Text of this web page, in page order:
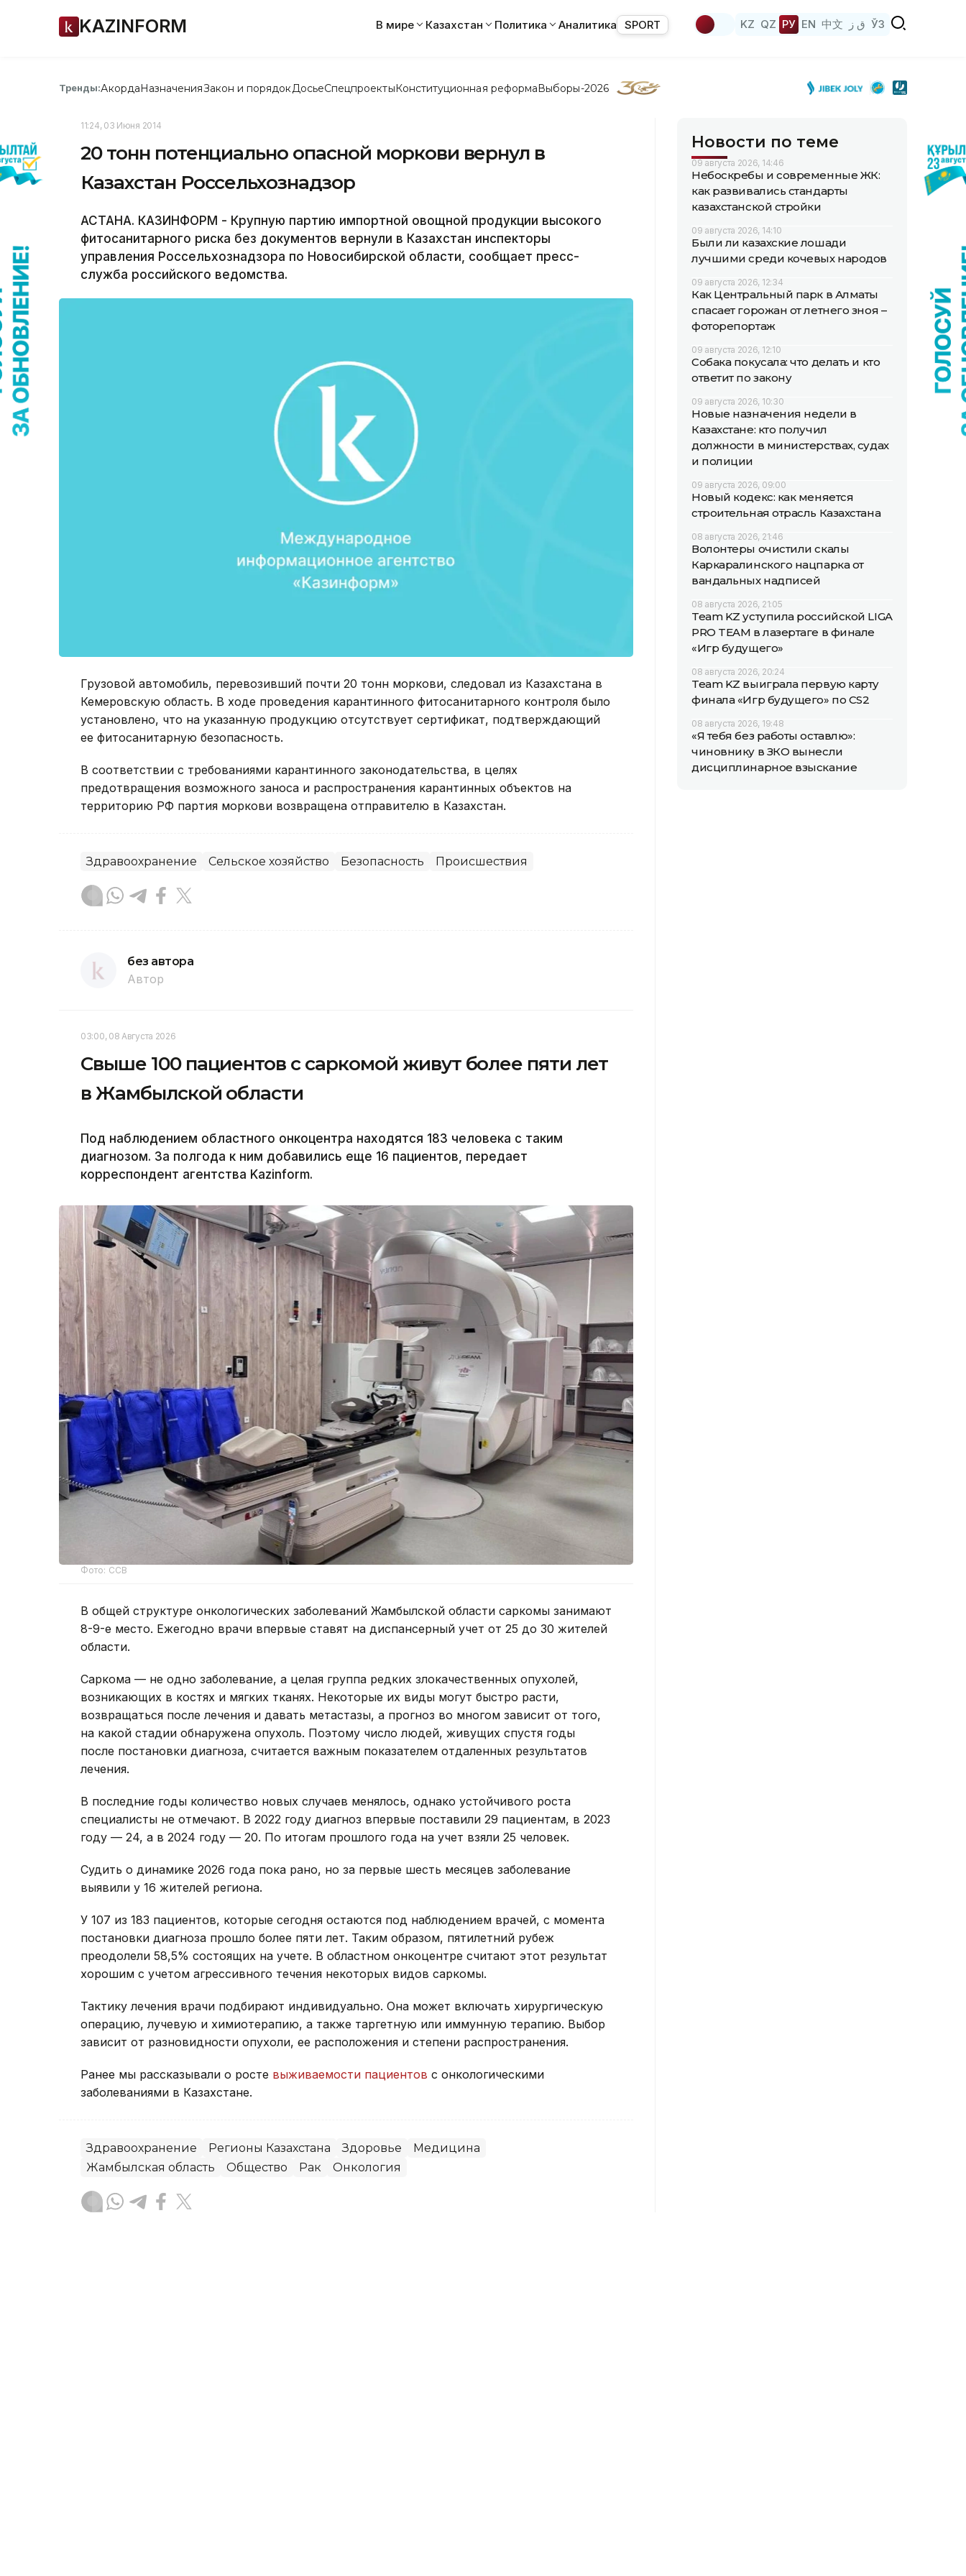
KAZINFORM В мире Казахстан Политика Аналитика SPORT KZ QZ РУ EN 中文 ق ز ЎЗ
Тренды:АкордаНазначенияЗакон и порядок ДосьеСпецпроектыКонституционная реформаВыборы-2026
11:24, 03 Июня 2014
20 тонн потенциально опасной моркови вернул в
Казахстан Россельхознадзор
АСТАНА. КАЗИНФОРМ - Крупную партию импортной овощной продукции высокого
фитосанитарного риска без документов вернули в Казахстан инспекторы
управления Россельхознадзора по Новосибирской области, сообщает пресс-
служба российского ведомства.
Грузовой автомобиль, перевозивший почти 20 тонн моркови, следовал из Казахстана в
Кемеровскую область. В ходе проведения карантинного фитосанитарного контроля было
установлено, что на указанную продукцию отсутствует сертификат, подтверждающий
ее фитосанитарную безопасность.
В соответствии с требованиями карантинного законодательства, в целях
предотвращения возможного заноса и распространения карантинных объектов на
территорию РФ партия моркови возвращена отправителю в Казахстан.
Здравоохранение Сельское хозяйство Безопасность Происшествия
без автора
Автор
03:00, 08 Августа 2026
Свыше 100 пациентов с саркомой живут более пяти лет
в Жамбылской области
Под наблюдением областного онкоцентра находятся 183 человека с таким
диагнозом. За полгода к ним добавились еще 16 пациентов, передает
корреспондент агентства Kazinform.
Фото: ССВ
В общей структуре онкологических заболеваний Жамбылской области саркомы занимают
8-9-е место. Ежегодно врачи впервые ставят на диспансерный учет от 25 до 30 жителей
области.
Саркома — не одно заболевание, а целая группа редких злокачественных опухолей,
возникающих в костях и мягких тканях. Некоторые их виды могут быстро расти,
возвращаться после лечения и давать метастазы, а прогноз во многом зависит от того,
на какой стадии обнаружена опухоль. Поэтому число людей, живущих спустя годы
после постановки диагноза, считается важным показателем отдаленных результатов
лечения.
В последние годы количество новых случаев менялось, однако устойчивого роста
специалисты не отмечают. В 2022 году диагноз впервые поставили 29 пациентам, в 2023
году — 24, а в 2024 году — 20. По итогам прошлого года на учет взяли 25 человек.
Судить о динамике 2026 года пока рано, но за первые шесть месяцев заболевание
выявили у 16 жителей региона.
У 107 из 183 пациентов, которые сегодня остаются под наблюдением врачей, с момента
постановки диагноза прошло более пяти лет. Таким образом, пятилетний рубеж
преодолели 58,5% состоящих на учете. В областном онкоцентре считают этот результат
хорошим с учетом агрессивного течения некоторых видов саркомы.
Тактику лечения врачи подбирают индивидуально. Она может включать хирургическую
операцию, лучевую и химиотерапию, а также таргетную или иммунную терапию. Выбор
зависит от разновидности опухоли, ее расположения и степени распространения.
Ранее мы рассказывали о росте выживаемости пациентов с онкологическими
заболеваниями в Казахстане.
Здравоохранение Регионы Казахстана Здоровье
Медицина
Жамбылская область
Общество Рак Онкология
Новости по теме
09 августа 2026, 14:46
Небоскребы и современные ЖК:
как развивались стандарты
казахстанской стройки
09 августа 2026, 14:10
Были ли казахские лошади
лучшими среди кочевых народов
09 августа 2026, 12:34
Как Центральный парк в Алматы
спасает горожан от летнего зноя –
фоторепортаж
09 августа 2026, 12:10
Собака покусала: что делать и кто
ответит по закону
09 августа 2026, 10:30
Новые назначения недели в
Казахстане: кто получил
должности в министерствах, судах
и полиции
09 августа 2026, 09:00
Новый кодекс: как меняется
строительная отрасль Казахстана
08 августа 2026, 21:46
Волонтеры очистили скалы
Каркаралинского нацпарка от
вандальных надписей
08 августа 2026, 21:05
Team KZ уступила российской LIGA
PRO TEAM в лазертаге в финале
«Игр будущего»
08 августа 2026, 20:24
Team KZ выиграла первую карту
финала «Игр будущего» по CS2
08 августа 2026, 19:48
«Я тебя без работы оставлю»:
чиновнику в ЗКО вынесли
дисциплинарное взыскание